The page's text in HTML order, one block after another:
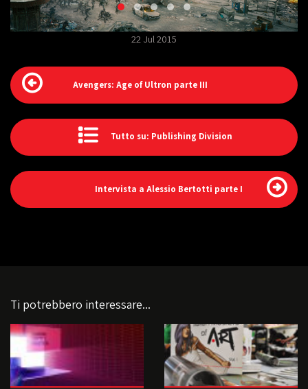
22 Jul 2015
Avengers: Age of Ultron parte III
Tutto su: Publishing Division
Intervista a Alessio Bertotti parte I
Ti potrebbero interessare...